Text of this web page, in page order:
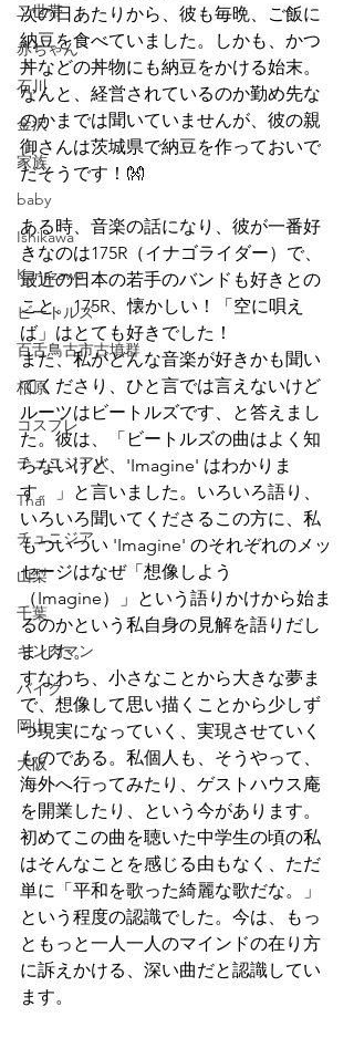
二世帯
赤ちゃん
石川
金沢
家族
baby
Ishikawa
Kanazawa
ビートルズ
百舌鳥古市古墳群
柏原
コスプレ
チュニジア人
Thai
チュニジア
山梨
千葉
キン肉マン
バイク
岡山
大阪
次の日あたりから、彼も毎晩、ご飯に
納豆を食べていました。しかも、かつ
丼などの丼物にも納豆をかける始末。
なんと、経営されているのか勤め先な
のかまでは聞いていませんが、彼の親
御さんは茨城県で納豆を作っておいで
だそうです！👐
ある時、音楽の話になり、彼が一番好
きなのは175R（イナゴライダー）で、
最近の日本の若手のバンドも好きとの
こと。175R、懐かしい！「空に唄え
ば」はとても好きでした！
また、私がどんな音楽が好きかも聞い
てくださり、ひと言では言えないけど
ルーツはビートルズです、と答えまし
た。彼は、「ビートルズの曲はよく知
らないけど、'Imagine' はわかりま
す。」と言いました。いろいろ語り、
いろいろ聞いてくださるこの方に、私
もついつい 'Imagine' のそれぞれのメッ
セージはなぜ「想像しよう
（Imagine）」という語りかけから始ま
るのかという私自身の見解を語りだし
ました。
すなわち、小さなことから大きな夢ま
で、想像して思い描くことから少しず
つ現実になっていく、実現させていく
ものである。私個人も、そうやって、
海外へ行ってみたり、ゲストハウス庵
を開業したり、という今があります。
初めてこの曲を聴いた中学生の頃の私
はそんなことを感じる由もなく、ただ
単に「平和を歌った綺麗な歌だな。」
という程度の認識でした。今は、もっ
ともっと一人一人のマインドの在り方
に訴えかける、深い曲だと認識してい
ます。